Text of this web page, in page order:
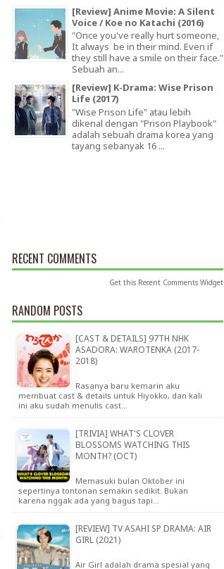
[Review] Anime Movie: A Silent
Voice / Koe no Katachi (2016)
"Once you've really hurt someone,
It always be in their mind. Even if
they still have a smile on their face."
Sebuah an...
[Review] K-Drama: Wise Prison
Life (2017)
"Wise Prison Life" atau lebih
dikenal dengan "Prison Playbook"
adalah sebuah drama korea yang
tayang sebanyak 16 ...
RECENT COMMENTS
Get this Recent Comments Widget
RANDOM POSTS
[CAST & DETAILS] 97TH NHK
ASADORA: WAROTENKA (2017-
2018)
Rasanya baru kemarin aku
membuat cast & details untuk Hiyokko, dan kali
ini aku sudah menulis cast…
[TRIVIA] WHAT'S CLOVER
BLOSSOMS WATCHING THIS
MONTH? (OCT)
Memasuki bulan Oktober ini
sepertinya tontonan semakin sedikit. Bukan
karena nggak ada yang bagus tapi…
[REVIEW] TV ASAHI SP DRAMA: AIR
GIRL (2021)
Air Girl adalah drama spesial yang